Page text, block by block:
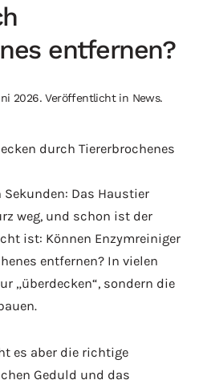
entfernen?
2026. Veröffentlicht in News.
durch Tiererbrochenes
Das Haustier
weg, und schon ist der
ist: Können Enzymreiniger
entfernen? In vielen
„überdecken“, sondern die
es aber die richtige
Geduld und das